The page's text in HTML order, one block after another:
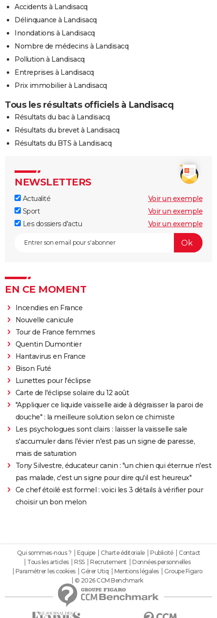
Accidents à Landisacq
Délinquance à Landisacq
Inondations à Landisacq
Nombre de médecins à Landisacq
Pollution à Landisacq
Entreprises à Landisacq
Prix immobilier à Landisacq
Tous les résultats officiels à Landisacq
Résultats du bac à Landisacq
Résultats du brevet à Landisacq
Résultats du BTS à Landisacq
NEWSLETTERS
Actualité
Voir un exemple
Sport
Voir un exemple
Les dossiers d'actu
Voir un exemple
EN CE MOMENT
Incendies en France
Nouvelle canicule
Tour de France femmes
Quentin Dumontier
Hantavirus en France
Bison Futé
Lunettes pour l'éclipse
Carte de l'éclipse solaire du 12 août
"Appliquer ce liquide vaisselle aide à dégraisser la paroi de
douche" : la meilleure solution selon ce chimiste
Les psychologues sont clairs : laisser la vaisselle sale
s'accumuler dans l'évier n'est pas un signe de paresse,
mais de saturation
Tony Silvestre, éducateur canin : "un chien qui éternue n'est
pas malade, c'est un signe pour dire qu'il est heureux"
Ce chef étoilé est formel : voici les 3 détails à vérifier pour
choisir un bon melon
Qui sommes-nous ? Equipe Charte éditoriale Publicité
Contact
Tous les articles
RSS Recrutement
Données personnelles
Paramétrer les cookies
Gérer Utiq Mentions légales
Groupe Figaro
© 2026 CCM Benchmark